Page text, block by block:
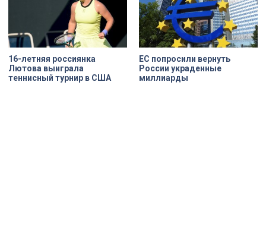
16-летняя россиянка
Лютова выиграла
теннисный турнир в США
ЕС попросили вернуть
России украденные
миллиарды